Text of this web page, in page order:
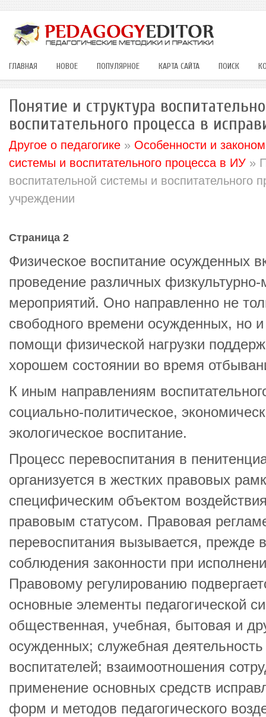
ГЛАВНАЯ НОВОЕ ПОПУЛЯРНОЕ КАРТА САЙТА ПОИСК
Понятие и структура
воспитательного процесса в
Другое о педагогике » Особенности и
системы и воспитательного процесса в ИУ »
воспитательной системы и воспитательного
учреждении
Страница 2
Физическое воспитание осужденных
проведение различных
мероприятий. Оно направленно не
свободного времени осужденных, но
помощи физической нагрузки
хорошем состоянии во время
К иным направлениям
социально-политическое,
экологическое воспитание.
Процесс перевоспитания в
организуется в жестких правовых
специфическим объектом
правовым статусом. Правовая
перевоспитания вызывается, прежде
соблюдения законности при
Правовому регулированию
основные элементы педагогической
общественная, учебная, бытовая и
осужденных; служебная деятельность
воспитателей; взаимоотношения
применение основных средств
форм и методов педагогического